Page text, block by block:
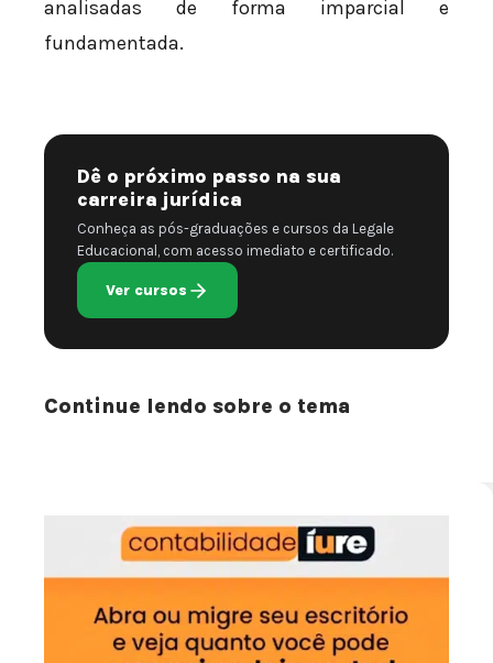
analisadas de forma imparcial e
fundamentada.
Dê o próximo passo na sua
carreira jurídica
Conheça as pós-graduações e cursos da Legale
Educacional, com acesso imediato e certificado.
Ver cursos
Continue lendo sobre o tema